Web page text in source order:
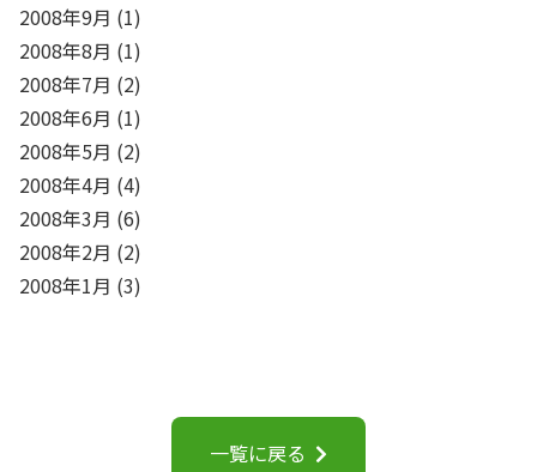
2008年9月 (1)
2008年8月 (1)
2008年7月 (2)
2008年6月 (1)
2008年5月 (2)
2008年4月 (4)
2008年3月 (6)
2008年2月 (2)
2008年1月 (3)
一覧に戻る